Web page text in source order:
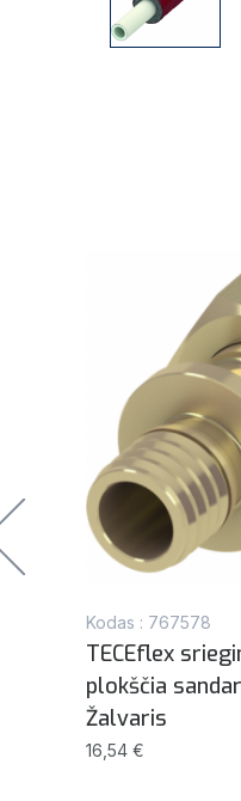
Kodas : 767578
TECEflex
plokščia
Žalvaris
16,54 €